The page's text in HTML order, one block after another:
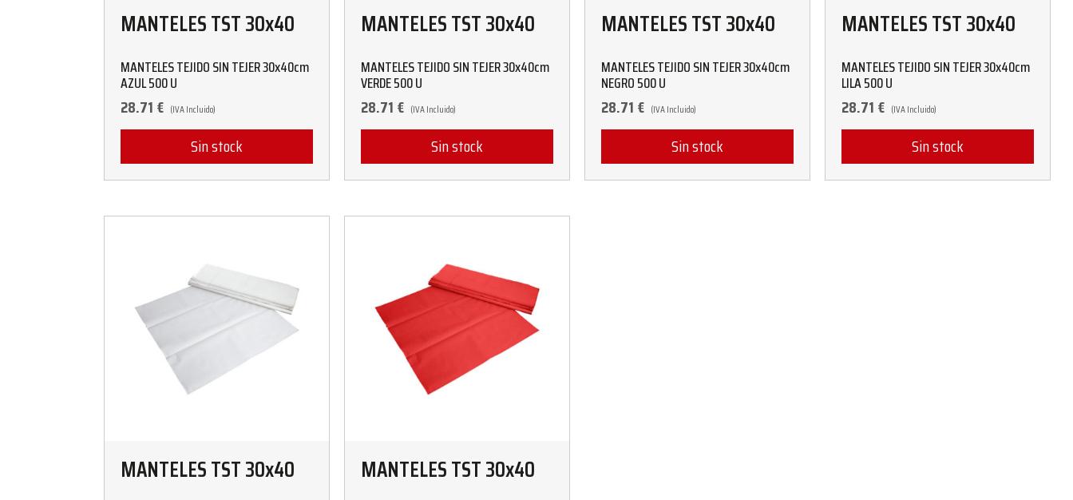
MANTELES TST 30x40
MANTELES TEJIDO SIN TEJER 30x40cm
AZUL 500 U
28.71€ (IVA Incluido)
Sin stock
MANTELES TST 30x40
MANTELES TEJIDO SIN TEJER 30x40cm
VERDE 500 U
28.71€ (IVA Incluido)
Sin stock
MANTELES TST 30x40
MANTELES TEJIDO SIN TEJER 30x40cm
NEGRO 500 U
28.71€ (IVA Incluido)
Sin stock
MANTELES TST 30x40
MANTELES TEJIDO SIN TEJER 30x40cm
LILA 500 U
28.71€ (IVA Incluido)
Sin stock
MANTELES TST 30x40 MANTELES TST 30x40